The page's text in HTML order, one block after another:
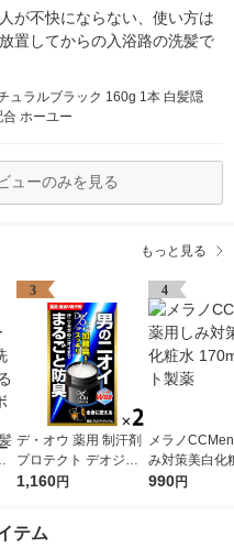
が不快にならない、使い方は
置してからの入浴路の洗髪で
ュラルブラック 160g 1本 白髪隠
ホーユー
ューのみを見る
もっと見る
3
デ・オウ 薬用 制汗剤
プロテクト デオジャ
ム 全身用 男性用 加齢
1,160円
4
メラノ
み対策美白化
ml ロート製薬
990円
テム